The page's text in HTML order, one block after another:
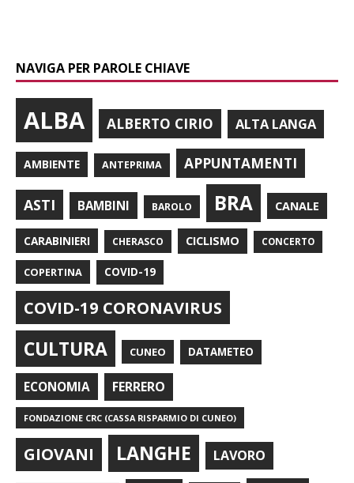
NAVIGA PER PAROLE CHIAVE
ALBA ALBERTO CIRIO ALTA LANGA
AMBIENTE ANTEPRIMA APPUNTAMENTI
ASTI BAMBINI BAROLO BRA CANALE
CARABINIERI CHERASCO CICLISMO CONCERTO
COPERTINA COVID-19
COVID-19 CORONAVIRUS
CULTURA CUNEO DATAMETEO
ECONOMIA FERRERO
FONDAZIONE CRC (CASSA RISPARMIO DI CUNEO)
GIOVANI LANGHE LAVORO